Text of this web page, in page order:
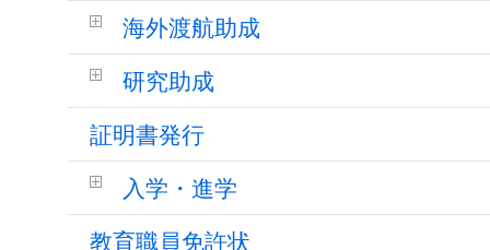
海外渡航助成
研究助成
証明書発行
入学・進学
教育職員免許状